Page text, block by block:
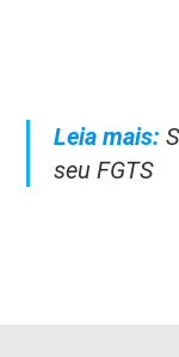
Leia mais:
seu FGTS